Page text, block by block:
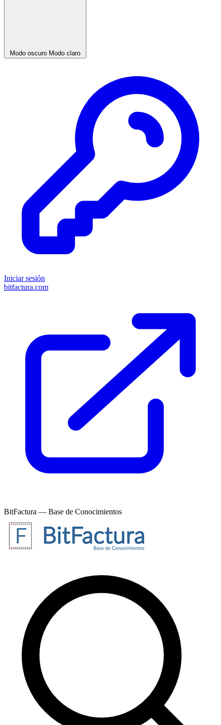
Modo oscuro Modo claro
Iniciar sesión
bitfactura.com
BitFactura — Base de Conocimientos